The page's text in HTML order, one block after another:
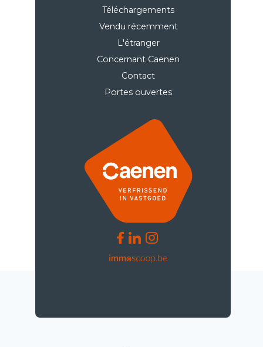
Téléchargements
Vendu récemment
L'étranger
Concernant Caenen
Contact
Portes ouvertes